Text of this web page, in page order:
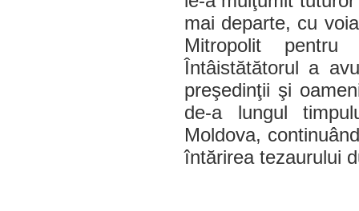
mai departe, cu
Mitropolit
Întâistătătorul a
preşedinţii şi
de-a lungul
Moldova,
întărirea tezaurului